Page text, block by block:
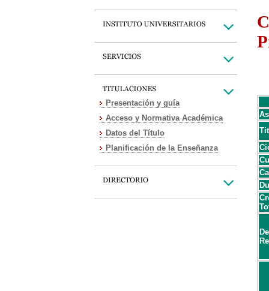
Presentación y guía
Acceso y Normativa Académica
Datos del Título
Planificación de la Enseñanza